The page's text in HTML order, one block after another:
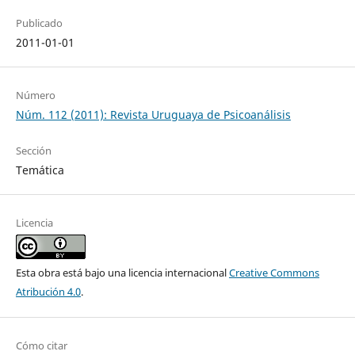
Publicado
2011-01-01
Número
Núm. 112 (2011): Revista Uruguaya de Psicoanálisis
Sección
Temática
Licencia
Esta obra está bajo una licencia internacionalCreative Commons
Atribución 4.0.
Cómo citar